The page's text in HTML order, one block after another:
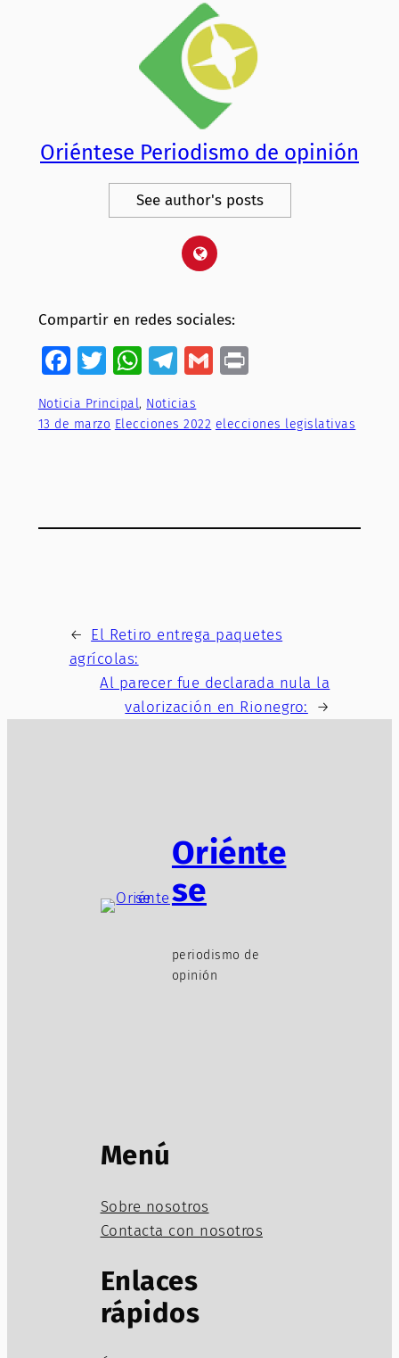
Oriéntese Periodismo de opinión
See author's posts
Compartir en redes sociales:
Facebook
Twitter
WhatsApp
Telegram
GmailPrint
Noticia Principal, Noticias
13 de marzo Elecciones 2022 elecciones legislativas
← El Retiro entrega paquetes
agrícolas:
Al parecer fue declarada nula la
valorización en Rionegro:
→
Oriénte
se
periodismo de
opinión
Menú
Sobre nosotros
Contacta con nosotros
Enlaces
rápidos